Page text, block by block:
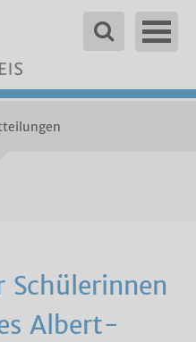
Albert-